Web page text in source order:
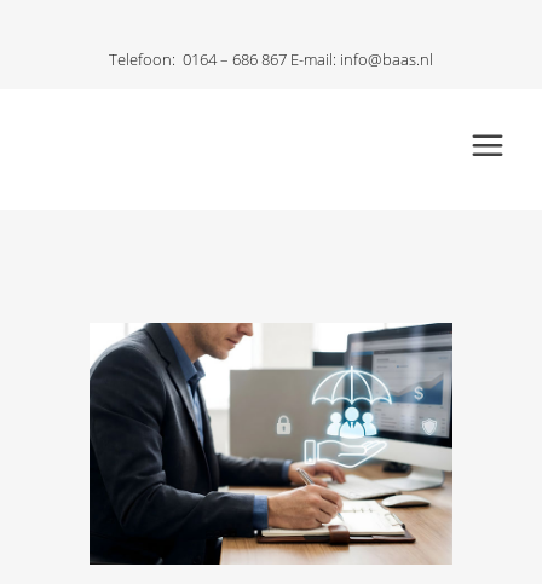
Telefoon: 0164 – 686 867 E-mail: info@baas.nl